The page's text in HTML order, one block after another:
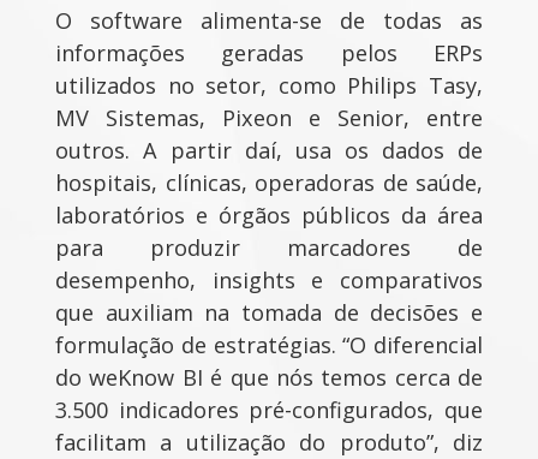
O software alimenta-se de todas as
informações geradas pelos ERPs
utilizados no setor, como Philips Tasy,
MV Sistemas, Pixeon e Senior, entre
outros. A partir daí, usa os dados de
hospitais, clínicas, operadoras de saúde,
laboratórios e órgãos públicos da área
para produzir marcadores de
desempenho, insights e comparativos
que auxiliam na tomada de decisões e
formulação de estratégias. “O diferencial
do weKnow BI é que nós temos cerca de
3.500 indicadores pré-configurados, que
facilitam a utilização do produto”, diz